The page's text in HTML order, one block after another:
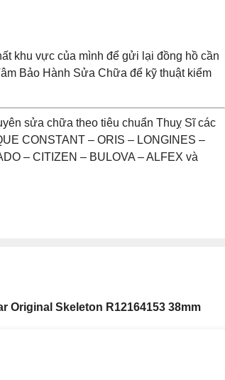
khu vực của mình để gửi lại đồng hồ cần
Bảo Hành Sửa Chữa để kỹ thuật kiểm
sửa chữa theo tiêu chuẩn Thuỵ Sĩ các
CONSTANT – ORIS – LONGINES –
– CITIZEN – BULOVA – ALFEX và
Original Skeleton R12164153 38mm